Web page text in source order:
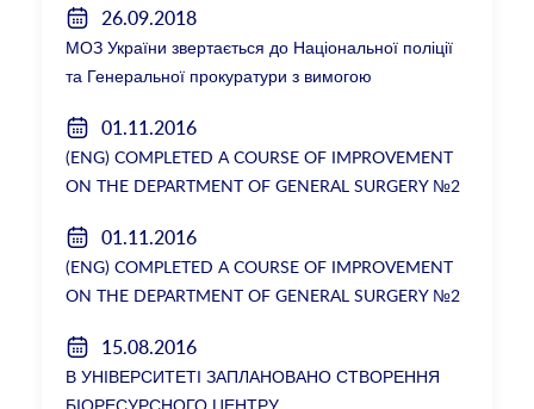
26.09.2018
МОЗ України звертається до Національної поліції
та Генеральної прокуратури з вимогою
ректорки НМУ Катерини Амосової
01.11.2016
(ENG) COMPLETED A COURSE OF IMPROVEMENT
ON THE DEPARTMENT OF GENERAL SURGERY №2
01.11.2016
(ENG) COMPLETED A COURSE OF IMPROVEMENT
ON THE DEPARTMENT OF GENERAL SURGERY №2
15.08.2016
В УНІВЕРСИТЕТІ ЗАПЛАНОВАНО СТВОРЕННЯ